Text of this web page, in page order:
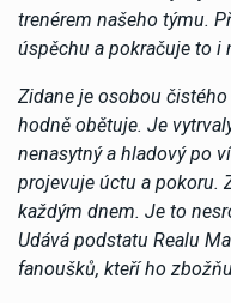
trenérem našeho týmu.
úspěchu a pokračuje to i
Zidane je osobou
hodně obětuje. Je
nenasytný a hladový po
projevuje úctu a pokoru.
každým dnem. Je to
Udává podstatu Realu
fanoušků, kteří ho